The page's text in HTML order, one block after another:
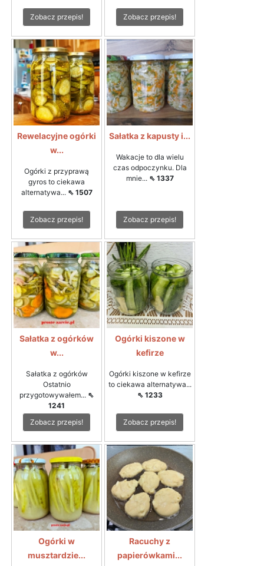
Zobacz przepis! Zobacz przepis!
Rewelacyjne ogórki
w...
Ogórki z przyprawą
gyros to ciekawa
alternatywa... ⇖ 1507
Zobacz przepis!
Sałatka z kapusty i...
Wakacje to dla wielu
czas odpoczynku. Dla
mnie... ⇖ 1337
Zobacz przepis!
Sałatka z ogórków
w...
Sałatka z ogórków
Ostatnio
przygotowywałem... ⇖
1241
Zobacz przepis!
Ogórki kiszone w
kefirze
Ogórki kiszone w kefirze
to ciekawa alternatywa...
⇖ 1233
Zobacz przepis!
Ogórki w
musztardzie...
Racuchy z
papierówkami...